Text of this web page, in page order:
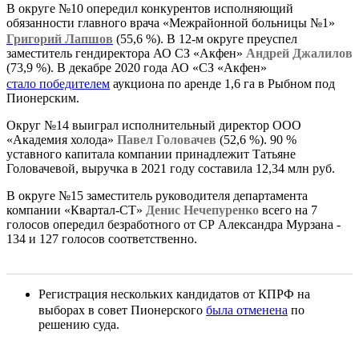
В округе №10 опередил конкурентов исполняющий
обязанности главного врача «Межрайонной больницы №1»
Григорий Лапшов (55,6 %). В 12-м округе преуспел
заместитель гендиректора АО СЗ «Акфен» Андрей Джалилов
(73,9 %). В декабре 2020 года АО «СЗ «Акфен»
стало победителем аукциона по аренде 1,6 га в Рыбном под
Пионерским.
Округ №14 выиграл исполнительный директор ООО
«Академия холода» Павел Головачев (52,6 %). 90 %
уставного капитала компании принадлежит Татьяне
Головачевой, выручка в 2021 году составила 12,34 млн руб.
В округе №15 заместитель руководителя департамента
компании «Квартал-СТ» Денис Нечепуренко всего на 7
голосов опередил безработного от СР Александра Мурзана -
134 и 127 голосов соответственно.
Регистрация нескольких кандидатов от КПРФ на
выборах в совет Пионерского была отменена по
решению суда.